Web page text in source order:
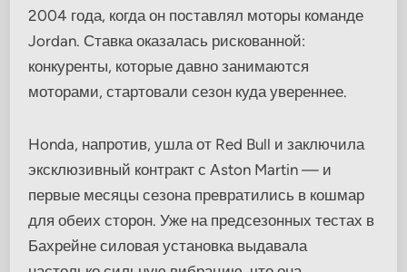
2004 года, когда он поставлял моторы команде
Jordan. Ставка оказалась рискованной:
конкуренты, которые давно занимаются
моторами, стартовали сезон куда увереннее.
Honda, напротив, ушла от Red Bull и заключила
эксклюзивный контракт с Aston Martin — и
первые месяцы сезона превратились в кошмар
для обеих сторон. Уже на предсезонных тестах в
Бахрейне силовая установка выдавала